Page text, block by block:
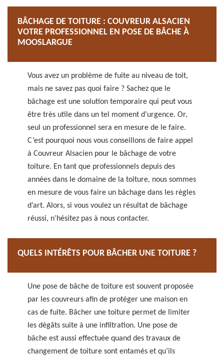
BÂCHAGE DE TOITURE : COUVREUR ALSACIEN
VOTRE PROFESSIONNEL EN POSE DE BÂCHE À
MOOSLARGUE
Vous avez un problème de fuite au niveau de toit,
mais ne savez pas quoi faire ? Sachez que le
bâchage est une solution temporaire qui peut vous
être très utile dans un tel moment d’urgence. Or,
seul un professionnel sera en mesure de le faire.
C’est pourquoi nous vous conseillons de faire appel
à Couvreur Alsacien pour le bâchage de votre
toiture. En tant que professionnels depuis des
années dans le domaine de la toiture, nous sommes
en mesure de vous faire un bâchage dans les règles
d’art. Alors, si vous voulez un résultat de bâchage
réussi, n’hésitez pas à nous contacter.
QUELS INTÉRÊTS POUR BÂCHER UNE TOITURE ?
Une pose de bâche de toiture est souvent proposée
par les couvreurs afin de protéger une maison en
cas de fuite. Bâcher une toiture permet de limiter
les dégâts suite à une infiltration. Une pose de
bâche est aussi effectuée quand des travaux de
changement de toiture sont entamés et qu’ils